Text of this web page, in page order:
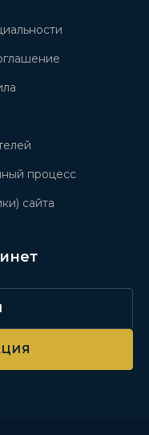
процесс
сайта